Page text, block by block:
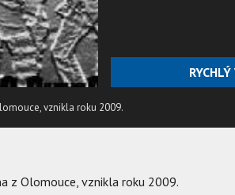
vznikla roku 2009.
z Olomouce, vznikla roku 2009.